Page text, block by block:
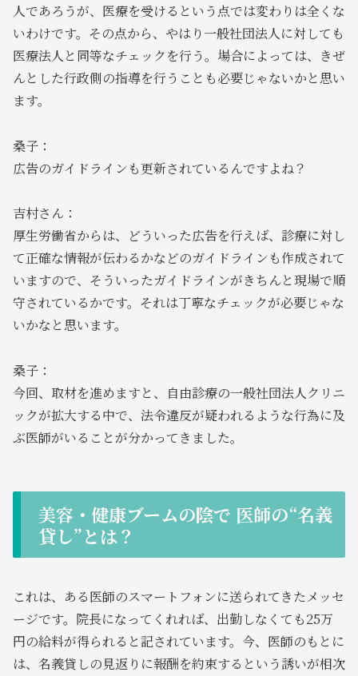
人であろうが、医療を受けるという点では変わりは全くな
いわけです。その点から、やはり一般社団法人に対しても
医療法人と同等なチェックを行う。場合によっては、きぜ
んとした行政側の指導を行うことも必要じゃないかと思い
ます。
桑子：
広告のガイドラインも更新されているんですよね？
吉村さん：
厚生労働省からは、どういった広告を行えば、診療に対し
て正確な情報が伝わるかなどのガイドラインも作成されて
いますので、そういったガイドラインがきちんと現場で順
守されているかです。それは丁寧なチェックが必要じゃな
いかなと思います。
桑子：
今回、取材を進めますと、自由診療の一般社団法人クリニ
ックが拡大する中で、法令違反が疑われるような行為に及
ぶ医師がいることが分かってきました。
美容・健康ブームの陰で 医師の“名義
貸し”とは？
これは、ある医師のスマートフォンに送られてきたメッセ
ージです。院長になってくれれば、出勤しなくても25万
円の給料が得られると記されています。今、医師のもとに
は、名義貸しの見返りに報酬を約束するという誘いが相次